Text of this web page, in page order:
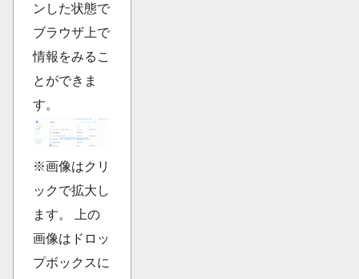
ンした状態で
ブラウザ上で
情報をみるこ
とができま
す。
※画像はクリ
ックで拡大し
ます。 上の
画像はドロッ
プボックスに